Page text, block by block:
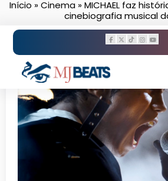
PularInício »Cinema »MICHAEL faz
cinebiografia musical